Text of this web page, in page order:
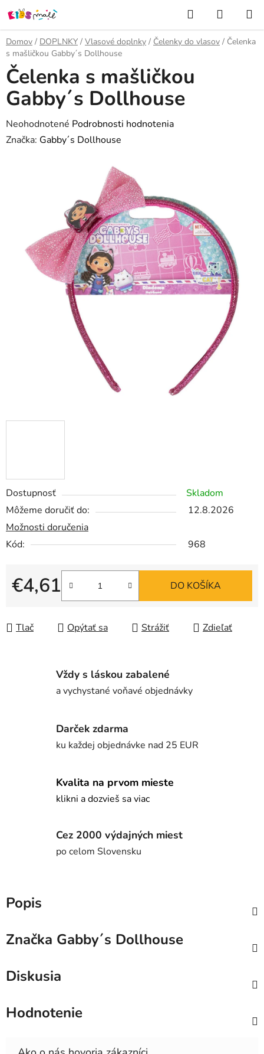
Prejsť
na
obsah
Hľadať
KOŠÍK
Domov / DOPLNKY / Vlasové doplnky / Čelenky do vlasov / Čelenka
s mašličkou Gabby´s Dollhouse
Dostupnosť
Skladom
Môžeme doručiť do:
12.8.2026
Možnosti doručenia
Kód:
968
€4,61
Jednotková cena:
DO KOŠÍKA
Tlač Opýtať sa Strážiť Zdieľať
Čelenka s mašličkou
Gabby´s Dollhouse
Priemerné
hodnotenie
hviezdičiek.
Neohodnotené Podrobnosti hodnotenia
Značka: Gabby´s Dollhouse
Vždy s láskou zabalené
a vychystané voňavé objednávky
Darček zdarma
ku každej objednávke nad 25 EUR
Kvalita na prvom mieste
klikni a dozvieš sa viac
Cez 2000 výdajných miest
po celom Slovensku
Popis
Značka Gabby´s Dollhouse
Diskusia
Hodnotenie